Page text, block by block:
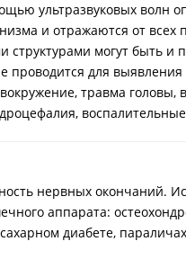
ультразвуковых волн
и отражаются от
могут быть и
проводится для
травма
нервных окончаний.
аппарата:
диабете,